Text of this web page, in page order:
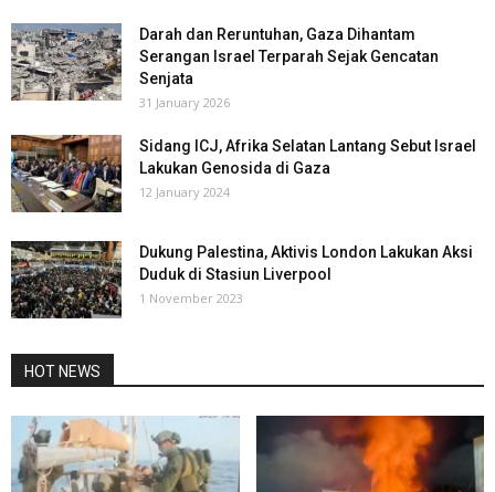
Darah dan Reruntuhan, Gaza Dihantam
Serangan Israel Terparah Sejak Gencatan
Senjata
31 January 2026
Sidang ICJ, Afrika Selatan Lantang Sebut Israel
Lakukan Genosida di Gaza
12 January 2024
Dukung Palestina, Aktivis London Lakukan Aksi
Duduk di Stasiun Liverpool
1 November 2023
HOT NEWS